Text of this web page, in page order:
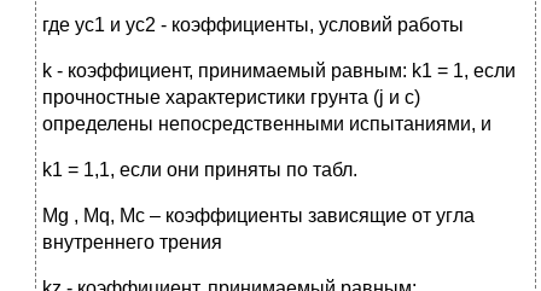
где yс1 и yс2 - коэффициенты, условий работы
k - коэффициент, принимаемый равным: k1 = 1, если
прочностные характеристики грунта (j и с)
определены непосредственными испытаниями, и
k1 = 1,1, если они приняты по табл.
Мg , Мq, Mc – коэффициенты зависящие от угла
внутреннего трения